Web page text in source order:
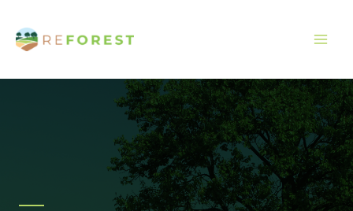
към
съдържанието